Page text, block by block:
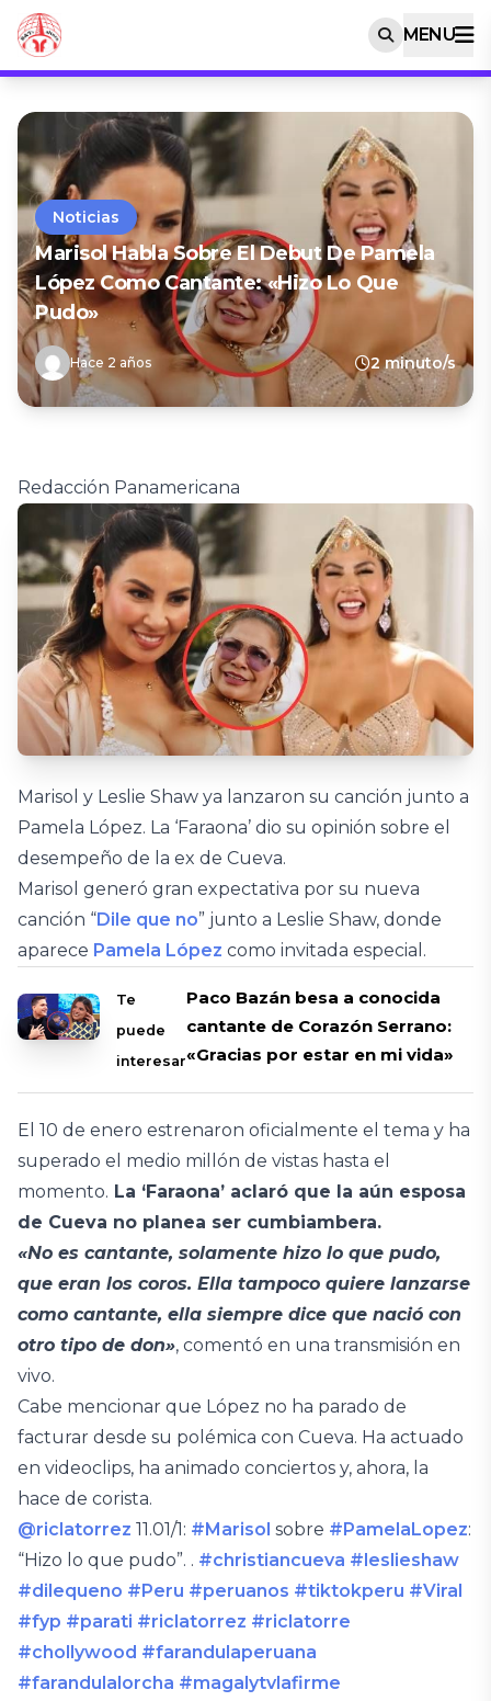
MENU
Noticias
Marisol Habla Sobre El Debut De Pamela
López Como Cantante: «Hizo Lo Que
Pudo»
Hace 2 años 2 minuto/s
Redacción Panamericana
Marisol y Leslie Shaw ya lanzaron su canción junto a
Pamela López. La ‘Faraona’ dio su opinión sobre el
desempeño de la ex de Cueva.
Marisol generó gran expectativa por su nueva
canción “Dile que no” junto a Leslie Shaw, donde
aparece Pamela López como invitada especial.
Te
puede
interesar
Paco Bazán besa a conocida
cantante de Corazón Serrano:
«Gracias por estar en mi vida»
El 10 de enero estrenaron oficialmente el tema y ha
superado el medio millón de vistas hasta el
momento. La ‘Faraona’ aclaró que la aún esposa
de Cueva no planea ser cumbiambera.
«No es cantante, solamente hizo lo que pudo,
que eran los coros. Ella tampoco quiere lanzarse
como cantante, ella siempre dice que nació con
otro tipo de don», comentó en una transmisión en
vivo.
Cabe mencionar que López no ha parado de
facturar desde su polémica con Cueva. Ha actuado
en videoclips, ha animado conciertos y, ahora, la
hace de corista.
@riclatorrez 11.01/1: #Marisol sobre #PamelaLopez:
“Hizo lo que pudo”. . #christiancueva #leslieshaw
#dilequeno #Peru #peruanos #tiktokperu #Viral
#fyp #parati #riclatorrez #riclatorre
#chollywood #farandulaperuana
#farandulalorcha #magalytvlafirme